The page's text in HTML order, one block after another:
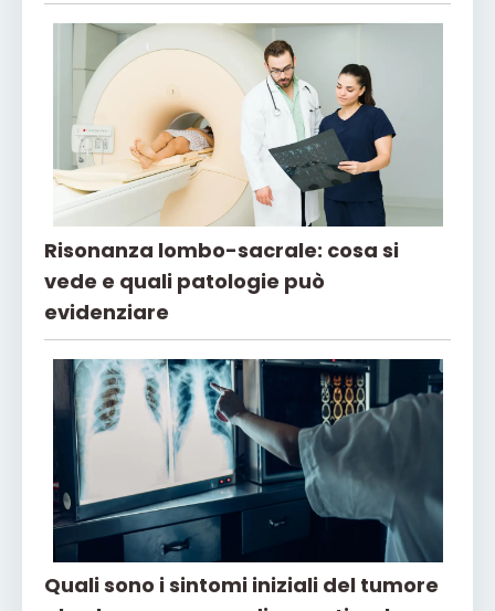
Risonanza lombo-sacrale: cosa si
vede e quali patologie può
evidenziare
Quali sono i sintomi iniziali del tumore